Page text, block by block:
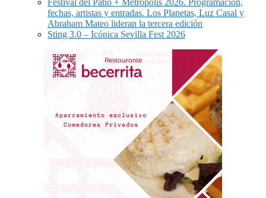
fechas, artistas y entradas. Los Planetas, Luz Casal y
Abraham Mateo lideran la tercera edición
Sting 3.0 – Icónica Sevilla Fest 2026